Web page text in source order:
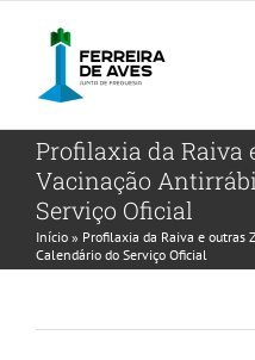
content
Profilaxia da Raiva
Vacinação
Serviço Oficial
Início » Profilaxia da Raiva e outras
Calendário do Serviço Oficial